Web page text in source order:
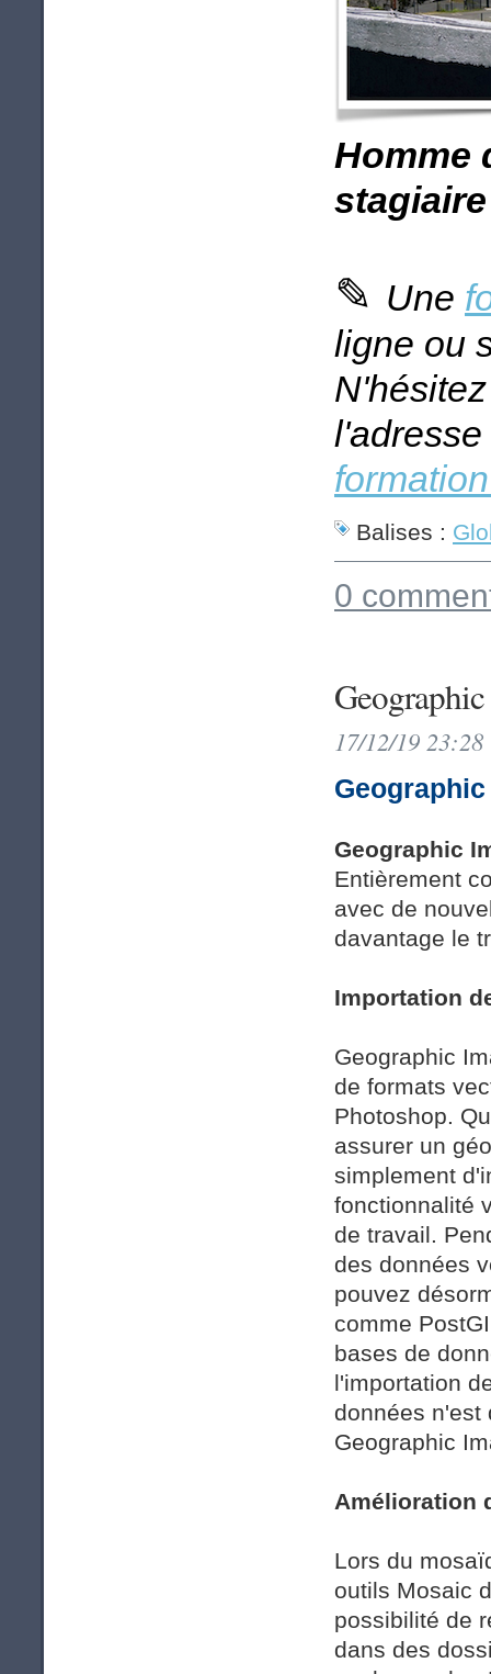
Homme
✎ Une
ligne ou
Balises :
0
17/12/19
Geographic
Entièrement
avec de
davantage le
Importation
Geographic
de formats
Photoshop.
assurer un
simplement
fonctionnalité
de travail.
des données
pouvez
comme
bases de
l'importation
données n'est
Geographic
Amélioration
Lors du
outils Mosaic
possibilité de
dans des